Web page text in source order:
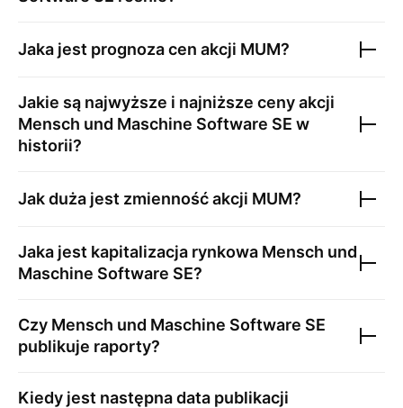
Jaka jest prognoza cen akcji MUM?
Jakie są najwyższe i najniższe ceny akcji
Mensch und Maschine Software SE w
historii?
Jak duża jest zmienność akcji MUM?
Jaka jest kapitalizacja rynkowa Mensch und
Maschine Software SE?
Czy Mensch und Maschine Software SE
publikuje raporty?
Kiedy jest następna data publikacji